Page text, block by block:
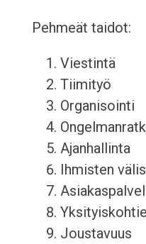
Pehmeät taidot:
Viestintä
Tiimityö
Organisointi
Ajanhallinta
Ihmisten
Joustavuus